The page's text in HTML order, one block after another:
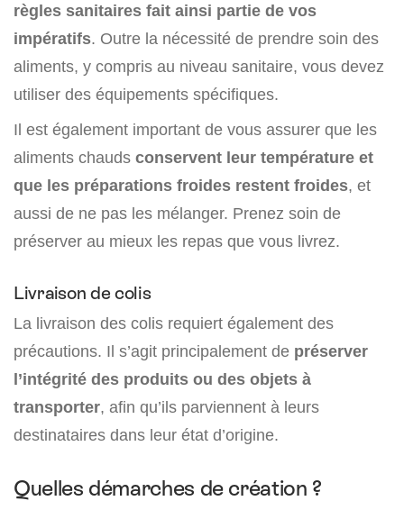
règles sanitaires fait ainsi partie de vos
impératifs. Outre la nécessité de prendre soin des
aliments, y compris au niveau sanitaire, vous devez
utiliser des équipements spécifiques.
Il est également important de vous assurer que les
aliments chauds conservent leur température et
que les préparations froides restent froides, et
aussi de ne pas les mélanger. Prenez soin de
préserver au mieux les repas que vous livrez.
Livraison de colis
La livraison des colis requiert également des
précautions. Il s’agit principalement de préserver
l’intégrité des produits ou des objets à
transporter, afin qu’ils parviennent à leurs
destinataires dans leur état d’origine.
Quelles démarches de création ?